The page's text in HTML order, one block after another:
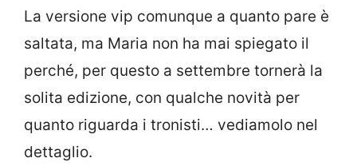
La versione vip comunque a quanto pare è
saltata, ma Maria non ha mai spiegato il
perché, per questo a settembre tornerà la
solita edizione, con qualche novità per
quanto riguarda i tronisti… vediamolo nel
dettaglio.